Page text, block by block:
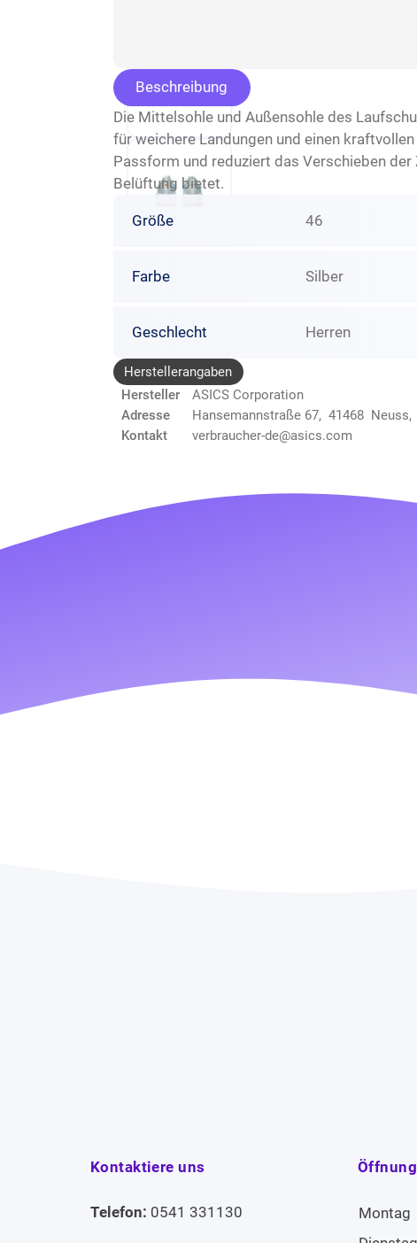
Beschreibung
Die Mittelsohle und Außensohle des
für weichere Landungen und einen
Passform und reduziert das Verschieben
Belüftung bietet.
Größe 46
Farbe Silber
Geschlecht Herren
Herstellerangaben
Hersteller
ASICS Corporation
Adresse
Hansemannstraße 67, 41468 Neuss,
Kontakt
verbraucher-de@asics.com
Kontaktiere uns
Telefon: 0541 331130 Montag